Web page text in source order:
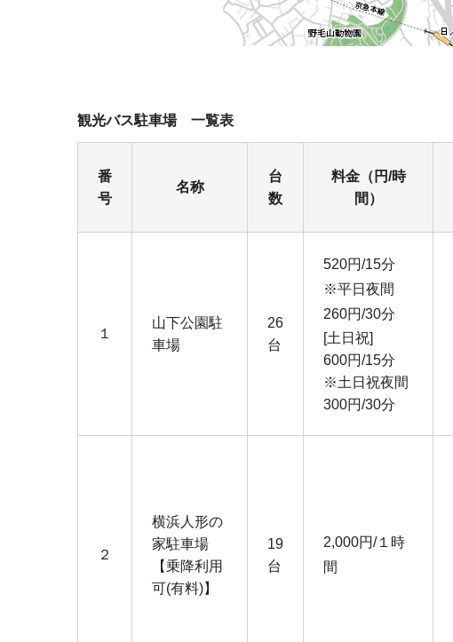
観光バス駐車場 一覧表
番
号
名称
台
数
料金（円/時
間）
１
山下公園駐
車場
26
台
520円/15分
※平日夜間
260円/30分
[土日祝]
600円/15分
※土日祝夜間
300円/30分
２
横浜人形の
家駐車場
【乗降利用
可(有料)】
19
台
2,000円/１時
間